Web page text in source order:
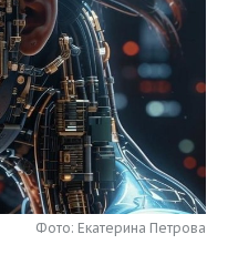
Фото: Екатерина Петрова